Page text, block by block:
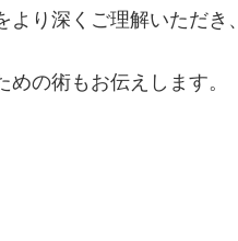
り深くご理解いただき、
の術もお伝えします。